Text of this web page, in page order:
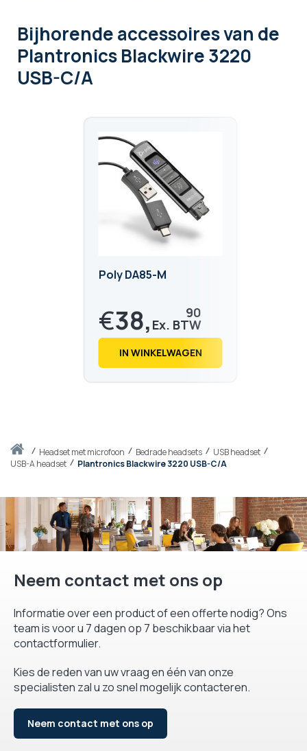
Thuisheadset met microfoon Bedrade headsets
USB headset
USB-A headset
Plantronics Blackwire 3220 USB-C/A
Bijhorende accessoiresvan de
Plantronics Blackwire 3220
USB-C/A
Poly DA85-M
€38, 90
€ 47,IN WINKELWAGEN
Neem contact met ons op
Informatie over een product of een offerte nodig? Ons
team is voor u 7 dagen op 7 beschikbaar via het
contactformulier.
Kies de reden van uw vraag en één van onze
specialisten zal u zo snel mogelijk contacteren.
Neem contact met ons op